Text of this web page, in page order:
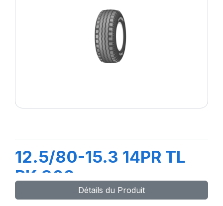
12.5/80-15.3 14PR TL
PK 303
Détails du Produit